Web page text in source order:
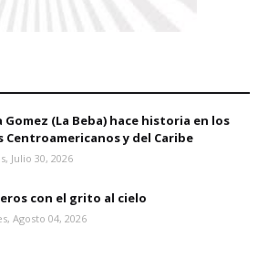
Gomez (La Beba) hace historia en los
Centroamericanos y del Caribe
Julio 30, 2026
con el grito al cielo
Agosto 04, 2026